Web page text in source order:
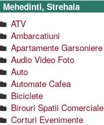
BLOG
CONTACT
Mehedinti, Strehaia
ATV
Ambarcatiuni
Apartamente Garsoniere
Audio Video Foto
Auto
Automate Cafea
Biciclete
Birouri Spatii Comerciale
Corturi Evenimente